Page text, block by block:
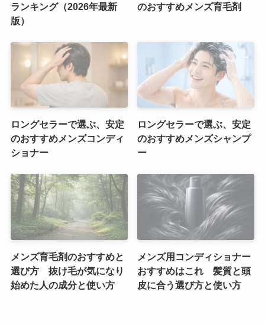
ランキング（2026年最新
版）
のおすすめメンズ育毛剤
ロングセラーで選ぶ、安定
のおすすめメンズコンディ
ショナー
ロングセラーで選ぶ、安定
のおすすめメンズシャンプ
ー
メンズ育毛剤のおすすめと
選び方 抜け毛が気になり
始めた人の成分と使い方
メンズ用コンディショナー
おすすめはこれ 髪質と頭
皮に合う選び方と使い方